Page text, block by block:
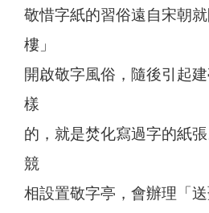
敬惜字紙的習俗遠自宋朝
樓」
開啟敬字風俗，隨後引起
樣
的，就是焚化寫過字的紙
競
相設置敬字亭，會辦理「